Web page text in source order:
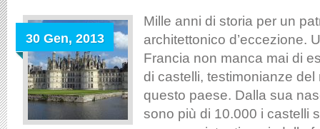
30 Gen, 2013
Mille anni di storia per un
architettonico d’eccezione.
Francia non manca mai di
di castelli, testimonianze
questo paese. Dalla sua
sono più di 10.000 i castelli